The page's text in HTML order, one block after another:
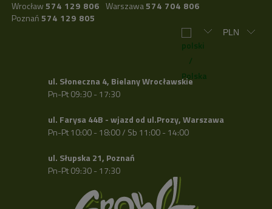
Wrocław 574 129 806 Warszawa574 704 806
Poznań 574 129 805
ul. Słoneczna 4, Bielany Wrocławskie
Pn-Pt 09:30 - 17:30
ul. Farysa 44B - wjazd od ul.Prozy, Warszawa
Pn-Pt 10:00 - 18:00 / Sb 11:00 - 14:00
ul. Słupska 21, Poznań
Pn-Pt 09:30 - 17:30